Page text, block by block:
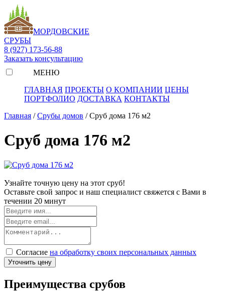
МОРДОВСКИЕ
СРУБЫ
8 (927) 173-56-88
Заказать консультацию
МЕНЮ
ГЛАВНАЯ ПРОЕКТЫ О КОМПАНИИ ЦЕНЫ
ПОРТФОЛИО ДОСТАВКА КОНТАКТЫ
Главная /Срубы домов /Сруб дома 176 м2
Сруб дома 176 м2
Узнайте точную цену на этот сруб!
Оставьте свой запрос и наш специалист свяжется с Вами в
течении 20 минут
Согласие на обработку своих персональных данных
Уточнить цену
Преимущества срубов